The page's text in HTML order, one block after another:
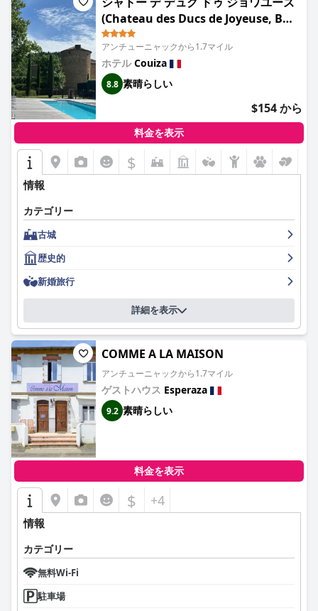
(Chateau des Ducs de Joyeuse, BW
Signature Collection)
アンチューニャックから1.7マイル
ホテルCouiza
8.8 素晴らしい
$154 から
料金を表示
$
情報
カテゴリー
古城
歴史的
新婚旅行
詳細を表示
COMME A LA MAISON
アンチューニャックから1.7マイル
ゲストハウス Esperaza
9.2 素晴らしい
料金を表示
$ +4
情報
カテゴリー
無料Wi-Fi
駐車場